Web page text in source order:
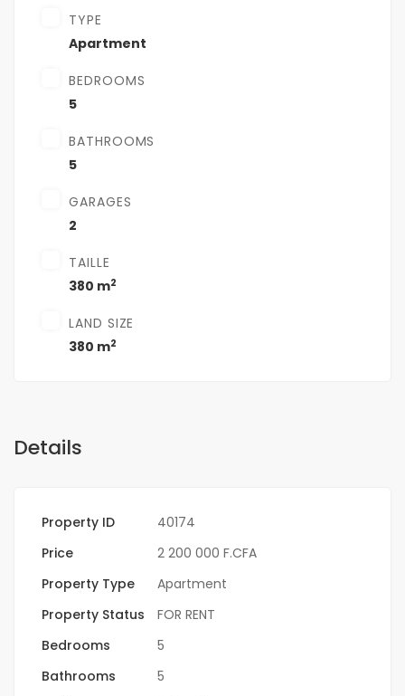
TYPE
Apartment
BEDROOMS
5
BATHROOMS
5
GARAGES
2
TAILLE
380 m2
LAND SIZE
380 m2
Details
Property ID
40174
Price
2 200 000 F.CFA
Property Type
Apartment
Property Status
FOR RENT
Bedrooms
5
Bathrooms
5